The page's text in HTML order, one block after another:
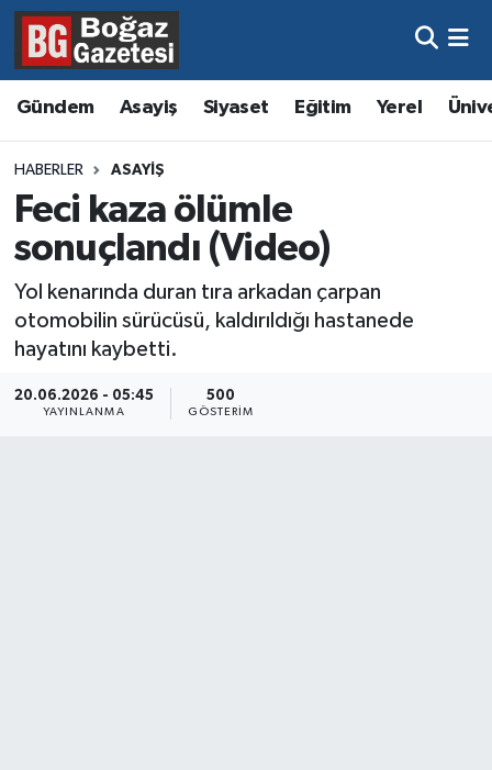
Gündem Asayiş Siyaset Eğitim Yerel
HABERLER ASAYIŞ
Feci kaza ölümle
sonuçlandı (Video)
Yol kenarında duran tıra arkadan çarpan
otomobilin sürücüsü, kaldırıldığı hastanede
hayatını kaybetti.
20.06.2026 - 05:45
YAYINLANMA
500
GÖSTERIM
Asayiş
Eğitim
Ekonomi
Gündem
Magazin
Resmi İlanlar
Hava Durumu
Trafik Durumu
Süper Lig Puan Durumu ve Fikstür
Tüm Manşetler
Haber Arşivi